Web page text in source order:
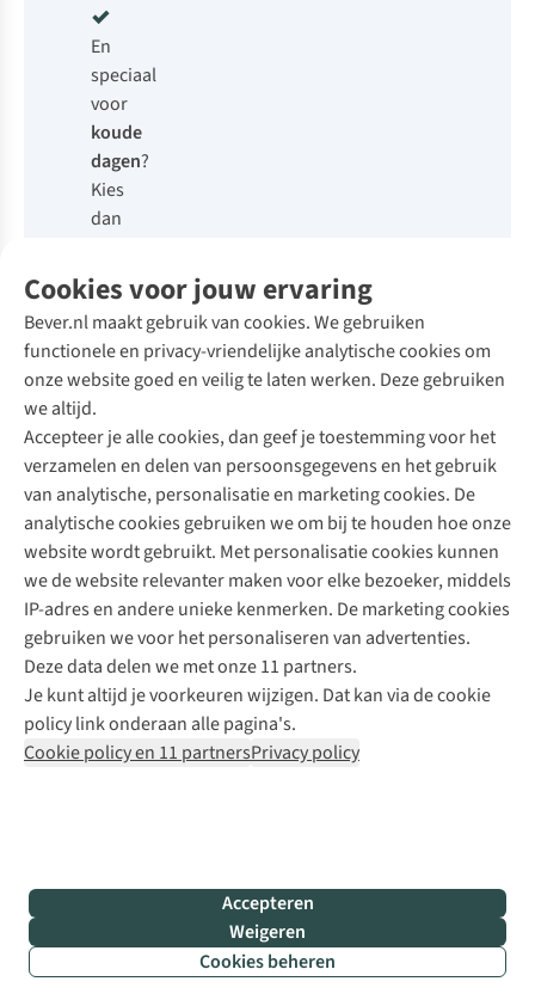
Filter & sorteer
En
speciaal
voor
koude
dagen?
Kies
dan
merino
T-
shirt
of
een
dikker
synthetisch
shirt
om
warm
te
blijven
zonder
je
zweterig
te
voelen.
Merinowol
Cookies voor jouw ervaring
Bever.nl maakt gebruik van cookies. We gebruiken
functionele en privacy-vriendelijke analytische cookies om
onze website goed en veilig te laten werken. Deze gebruiken
we altijd.
Accepteer je alle cookies, dan geef je toestemming voor het
verzamelen en delen van persoonsgegevens en het gebruik
van analytische, personalisatie en marketing cookies. De
analytische cookies gebruiken we om bij te houden hoe onze
website wordt gebruikt. Met personalisatie cookies kunnen
we de website relevanter maken voor elke bezoeker, middels
IP-adres en andere unieke kenmerken. De marketing cookies
gebruiken we voor het personaliseren van advertenties.
Deze data delen we met onze 11 partners.
Je kunt altijd je voorkeuren wijzigen. Dat kan via de cookie
policy link onderaan alle pagina's.
Cookie policy en 11 partnersPrivacy policy
Accepteren
Weigeren
Cookies beheren